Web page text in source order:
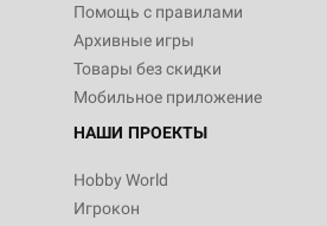
Помощь с правилами
Архивные игры
Товары без скидки
Мобильное приложение
НАШИ ПРОЕКТЫ
Hobby World
Игрокон